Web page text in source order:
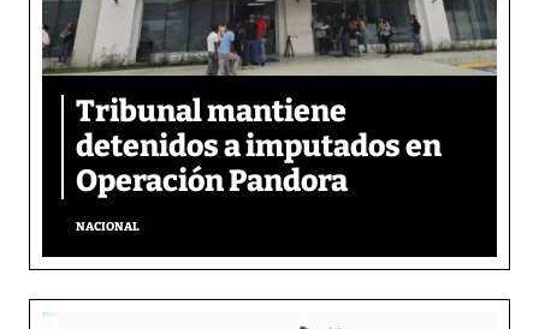
Tribunal mantiene
detenidos a imputados en
Operación Pandora
NACIONAL